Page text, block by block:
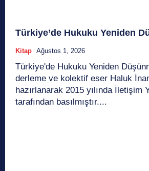
Türkiye’de Hukuku Yeniden
Kitap Ağustos 1, 2026
Türkiye'de Hukuku Yeniden
derleme ve kolektif eser Haluk
hazırlanarak 2015 yılında İletişim
tarafından basılmıştır....